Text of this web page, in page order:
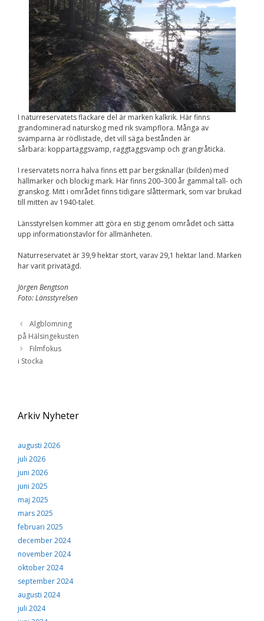
I naturreservatets flackare del är marken kalkrik. Här finns
grandominerad naturskog med rik svampflora. Många av
svamparna är rödlistade, det vill säga bestånden är
sårbara: koppartaggsvamp, raggtaggsvamp och grangråticka.
I reservatets norra halva finns ett par bergsknallar (bilden) med
hällmarker och blockig mark. Här finns 200–300 år gammal tall- och
granskog. Mitt i området finns tidigare slåttermark, som var brukad
till mitten av 1940-talet.
Länsstyrelsen kommer att göra en stig genom området och sätta
upp informationstavlor för allmänheten.
Naturreservatet är 39,9 hektar stort, varav 29,1 hektar land. Marken
har varit privatägd.
Jörgen Bengtson
Foto: Länsstyrelsen
Algblomning
på Hälsingekusten
Filmfokus
i Stocka
Arkiv Nyheter
augusti 2026
juli 2026
juni 2026
juni 2025
maj 2025
mars 2025
februari 2025
december 2024
november 2024
oktober 2024
september 2024
augusti 2024
juli 2024
och
uppbyggnad,
baserat på
hur
hemsidan
används.
Upplevelse
För att vår
hemsida ska
prestera så bra
som möjligt
under ditt
besök. Om du
kakorna
kommer viss
funktionalitet
hemsidan.